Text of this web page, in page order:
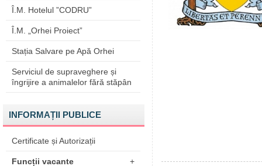
Î.M. Hotelul ”CODRU”
Î.M. „Orhei Proiect”
Stația Salvare pe Apă Orhei
Serviciul de supraveghere și
îngrijire a animalelor fără stăpân
INFORMAȚII PUBLICE
Certificate și Autorizații
Funcții vacante +